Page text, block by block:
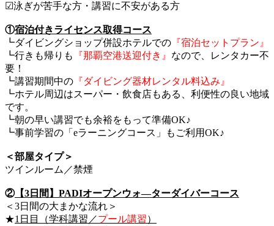
☑泳ぎが苦手な方・講習に不安がある方
①宿泊付きライセンス取得コース
┗ダイビングショップ併設ホテルでの 『宿泊セットプラン』
┗行きも帰りも
『那覇空港送迎付き』 なので、レンタカー不
要！
┗講習期間中の 『ダイビング器材レンタル料込み』
┗ホテル周辺はスーパー・飲食店もある、利便性の良い地域
です。
┗朝の早い講習でも余裕をもって準備OK♪
┗事前学習の「eラーニングコース」もご利用OK♪
＜部屋タイプ＞
ツインルーム／禁煙
②【3日間】PADIオープンウォ―ターダイバーコース
＜3日間の大まかな流れ＞
★1日目（学科講習／プール講習）